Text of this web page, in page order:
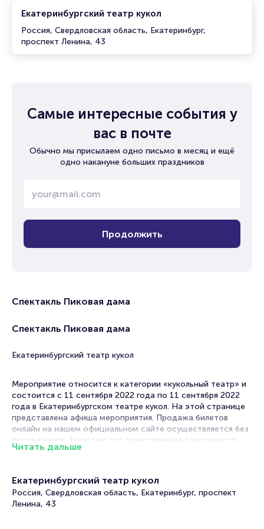
Екатеринбургский театр кукол
Россия, Свердловская область, Екатеринбург,
проспект Ленина, 43
Самые интересные события у
вас в почте
Обычно мы присылаем одно письмо в месяц и ещё
одно накануне больших праздников
Продолжить
Спектакль Пиковая дама
Спектакль Пиковая дама
Екатеринбургский театр кукол
Мероприятие относится к категории «кукольный театр» и
состоится с 11 сентября 2022 года по 11 сентября 2022
года в Екатеринбургском театре кукол. На этой странице
представлена афиша мероприятия. Продажа билетов
онлайн на нашем официальном сайте осуществляется без
посредников. Зачастую это единственная возможность
достать билет на Кукольный театр.
Portalbilet – удобный и надежный сервис для покупки и
продажи билетов на мероприятия разного формата.
Читать дальше
Екатеринбургский театр кукол
Россия, Свердловская область, Екатеринбург, проспект
Ленина, 43